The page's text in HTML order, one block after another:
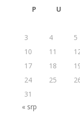
P U
3
4 5
10
11
17
18
24
25
31
« srp